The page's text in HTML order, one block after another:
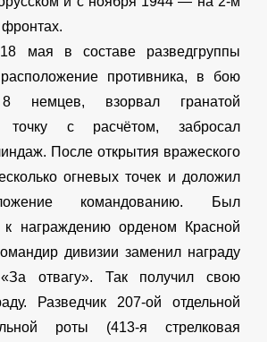
мая в составе разведгруппы
противника, в бою
8 немцев, взорвал гранатой
точку с расчётом, забросал
После открытия вражеского
огневых точек и доложил
командованию. Был
к награждению орденом Красной
дивизии заменил награду
отвагу». Так получил свою
Разведчик 207-ой отдельной
роты (413-я стрелковая